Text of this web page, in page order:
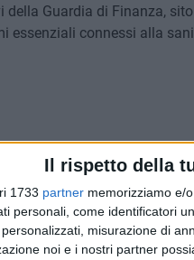
Il rispetto della
1733 partner memorizziamo e/
personali, come identificatori
misurazione di
noi e i nostri partner
della Guardia di Finanza,
essenziali connessi alla
Nicola:
e Comune